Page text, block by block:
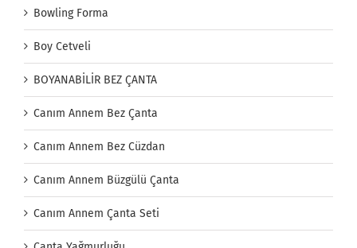
Bowling Forma
Boy Cetveli
BOYANABİLİR BEZ ÇANTA
Canım Annem Bez Çanta
Canım Annem Bez Cüzdan
Canım Annem Büzgülü Çanta
Canım Annem Çanta Seti